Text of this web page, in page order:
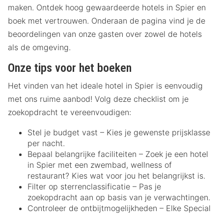
maken. Ontdek hoog gewaardeerde hotels in Spier en
boek met vertrouwen. Onderaan de pagina vind je de
beoordelingen van onze gasten over zowel de hotels
als de omgeving.
Onze tips voor het boeken
Het vinden van het ideale hotel in Spier is eenvoudig
met ons ruime aanbod! Volg deze checklist om je
zoekopdracht te vereenvoudigen:
Stel je budget vast – Kies je gewenste prijsklasse
per nacht.
Bepaal belangrijke faciliteiten – Zoek je een hotel
in Spier met een zwembad, wellness of
restaurant? Kies wat voor jou het belangrijkst is.
Filter op sterrenclassificatie – Pas je
zoekopdracht aan op basis van je verwachtingen.
Controleer de ontbijtmogelijkheden – Elke Special